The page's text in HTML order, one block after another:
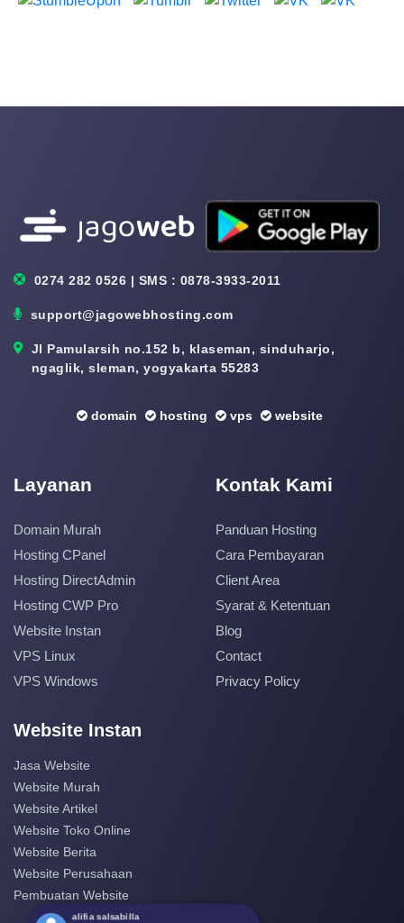
0274 282 0526 | SMS : 0878-3933-2011
support@jagowebhosting.com
Jl Pamularsih no.152 b, klaseman, sinduharjo,
ngaglik, sleman, yogyakarta 55283
domain hosting vps website
Layanan
Domain Murah
Hosting CPanel
Hosting DirectAdmin
Hosting CWP Pro
Website Instan
VPS Linux
VPS Windows
Kontak Kami
Panduan Hosting
Cara Pembayaran
Client Area
Syarat & Ketentuan
Blog
Contact
Privacy Policy
Website Instan
Jasa Website
Website Murah
Website Artikel
Website Toko Online
Website Berita
Website Perusahaan
Pembuatan Website
alifia salsabilla